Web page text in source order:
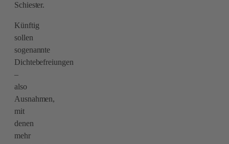
Schiester.
Künftig
sollen
sogenannte
Dichtebefreiungen
–
also
Ausnahmen,
mit
denen
mehr